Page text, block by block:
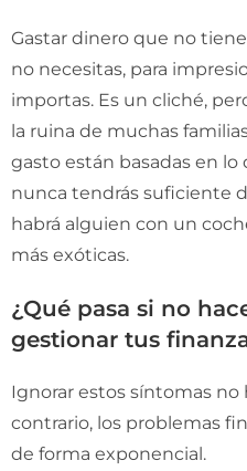
Gastar dinero que no
no necesitas, para
importas. Es un cliché,
la ruina de muchas
gasto están basadas en lo
nunca tendrás suficiente
habrá alguien con un
más exóticas.
¿Qué pasa si no
gestionar tus
Ignorar estos síntomas no
contrario, los problemas
de forma exponencial.